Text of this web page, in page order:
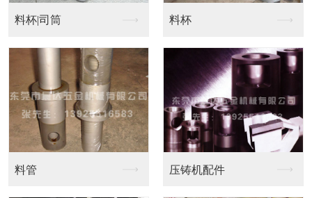
料杯|司筒 料杯
料管 压铸机配件